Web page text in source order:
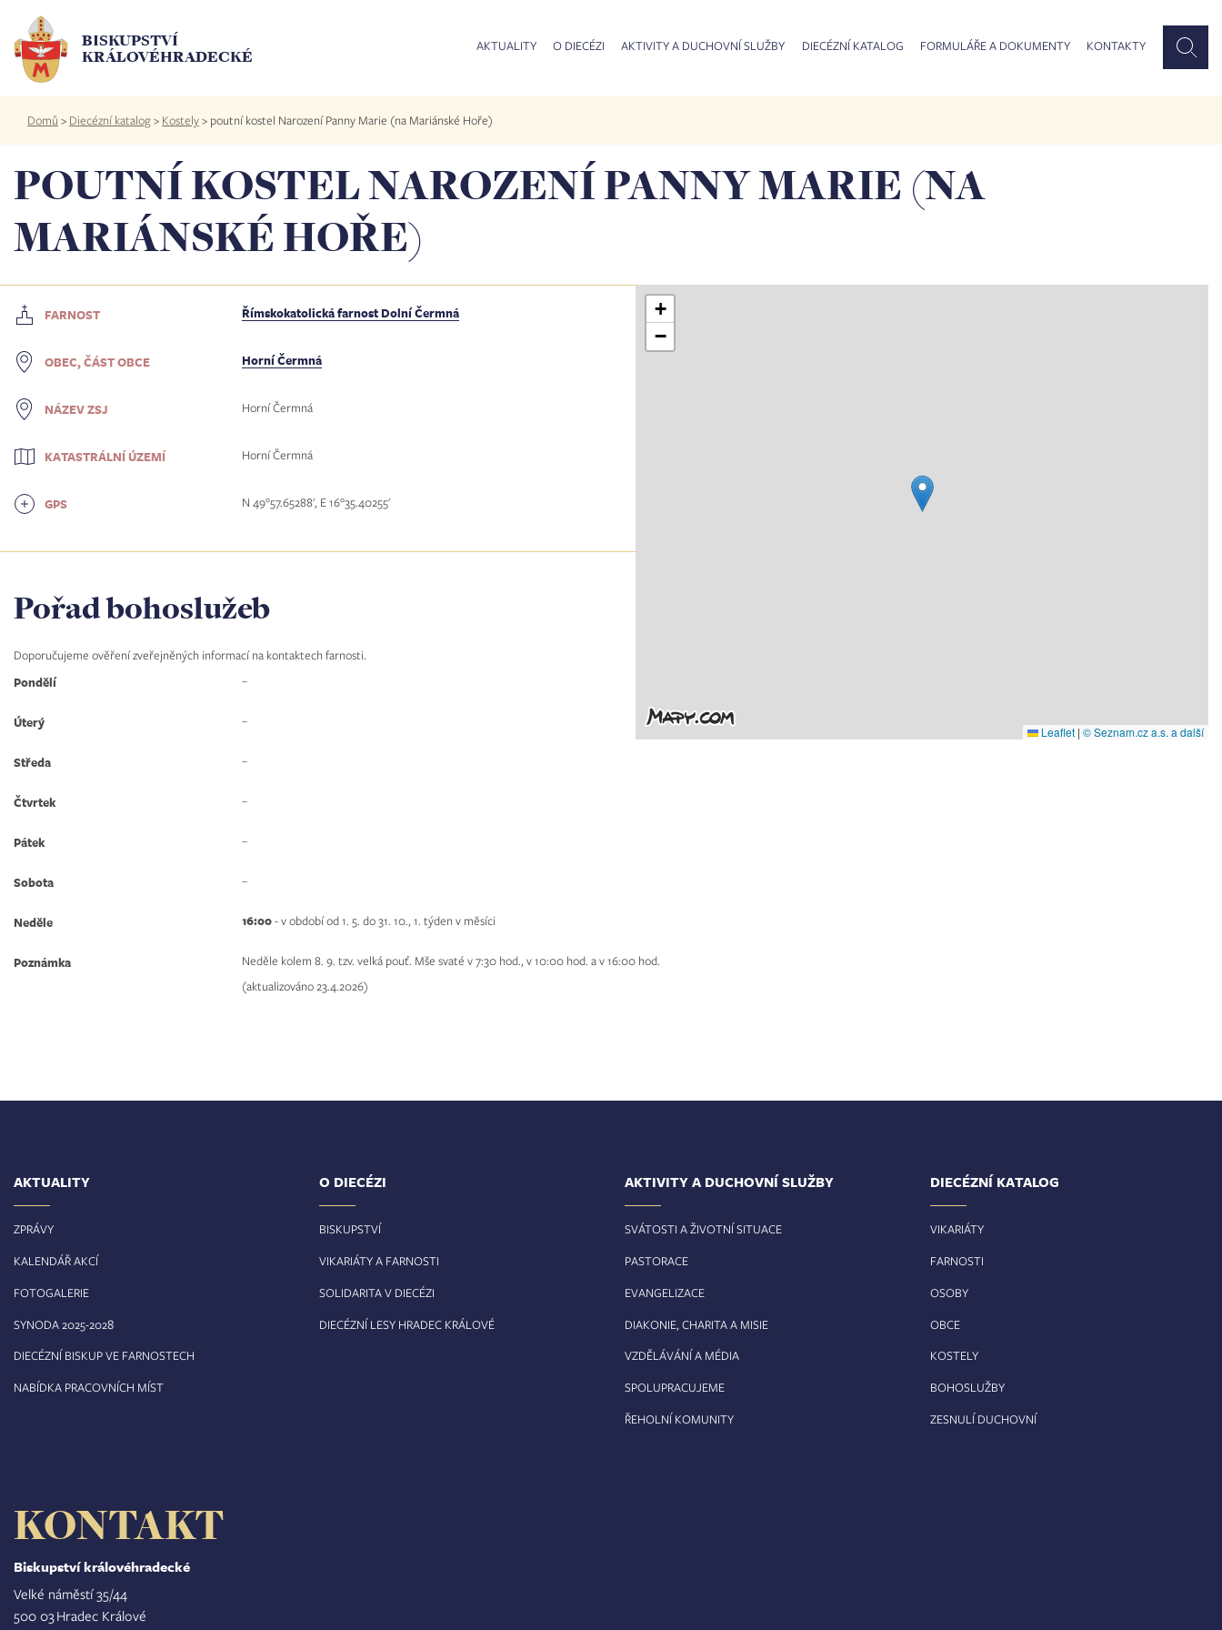
hlavnímu
obsahu
BISKUPSTVÍ
KRÁLOVÉHRADECKÉ
AKTUALITY O DIECÉZI AKTIVITY A DUCHOVNÍ SLUŽBY DIECÉZNÍ KATALOG FORMULÁŘE A DOKUMENTY KONTAKTY
Drobečková
navigace
Domů > Diecézní katalog> Kostely> poutní kostel Narození Panny Marie (na Mariánské Hoře)
POUTNÍ KOSTEL NAROZENÍ PANNY MARIE (NA
MARIÁNSKÉ HOŘE)
FARNOST Římskokatolická farnost Dolní Čermná
OBEC, ČÁST OBCE Horní Čermná
NÁZEV ZSJ Horní Čermná
KATASTRÁLNÍ ÚZEMÍ Horní Čermná
GPS N 49°57.65288', E 16°35.40255'
Pořad bohoslužeb
Doporučujeme ověření zveřejněných informací na kontaktech farnosti.
Pondělí
–
Úterý –
Středa –
Čtvrtek –
Pátek –
Sobota –
Neděle 16:00- v období od 1. 5. do 31. 10., 1. týden v měsíci
Poznámka
Neděle kolem 8. 9. tzv. velká pouť. Mše svaté v 7:30 hod., v 10:00 hod. a v 16:00 hod.
(aktualizováno 23.4.2026)
+
−
Leaflet | © Seznam.cz a.s. a další
AKTUALITY
ZPRÁVY
KALENDÁŘ AKCÍ
FOTOGALERIE
SYNODA 2025-2028
DIECÉZNÍ BISKUP VE FARNOSTECH
NABÍDKA PRACOVNÍCH MÍST
O DIECÉZI
BISKUPSTVÍ
VIKARIÁTY A FARNOSTI
SOLIDARITA V DIECÉZI
DIECÉZNÍ LESY HRADEC KRÁLOVÉ
AKTIVITY A DUCHOVNÍ SLUŽBY
SVÁTOSTI A ŽIVOTNÍ SITUACE
PASTORACE
EVANGELIZACE
DIAKONIE, CHARITA A MISIE
VZDĚLÁVÁNÍ A MÉDIA
SPOLUPRACUJEME
ŘEHOLNÍ KOMUNITY
DIECÉZNÍ KATALOG
VIKARIÁTY
FARNOSTI
OSOBY
OBCE
KOSTELY
BOHOSLUŽBY
ZESNULÍ DUCHOVNÍ
KONTAKT
Biskupství královéhradecké
Velké náměstí 35/44
500 03 Hradec Králové